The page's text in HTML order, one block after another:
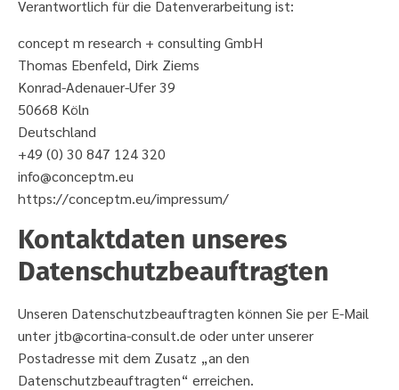
Verantwortlich für die Datenverarbeitung ist:
concept m research + consulting GmbH
Thomas Ebenfeld, Dirk Ziems
Konrad-Adenauer-Ufer 39
50668 Köln
Deutschland
+49 (0) 30 847 124 320
info@conceptm.eu
https://conceptm.eu/impressum/
Kontaktdaten unseres
Datenschutzbeauftragten
Unseren Datenschutzbeauftragten können Sie per E-Mail
unter jtb@cortina-consult.de oder unter unserer
Postadresse mit dem Zusatz „an den
Datenschutzbeauftragten“ erreichen.